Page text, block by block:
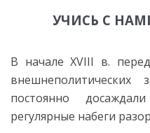
УЧИСЬ С
В начале XVIII в.
постоянно
регулярные набеги